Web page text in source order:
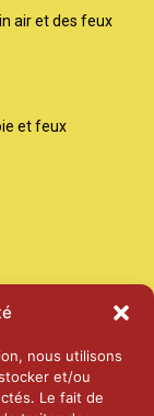
nous utilisons
et/ou
Le fait de
air et des feux
et feux
Abbaye de St-